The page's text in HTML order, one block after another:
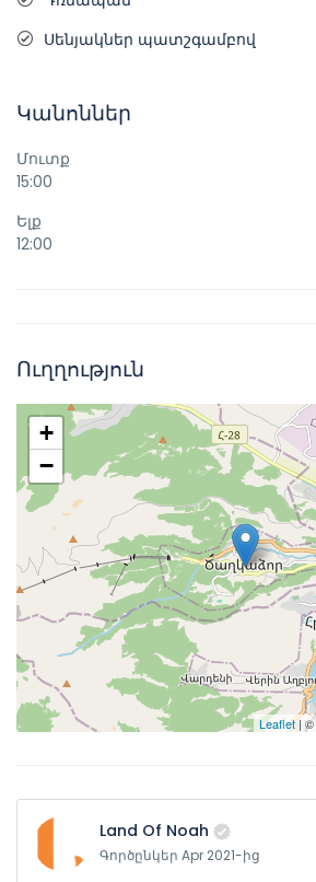
Սենյակներ պատշգամբով
Կանոններ
Մուտք
15:00
Ելք
12:00
Ուղղություն
+
−
Leaflet| ©
Land Of Noah
Գործընկեր Apr 2021-ից